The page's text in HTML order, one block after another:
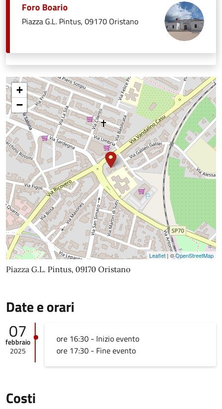
Foro Boario
Piazza G.L. Pintus, 09170 Oristano
+
−
Leaflet | ©OpenStreetMap
Piazza G.L. Pintus, 09170 Oristano
Date e orari
07
febbraio
2025
ore 16:30 - Inizio evento
ore 17:30 - Fine evento
Costi